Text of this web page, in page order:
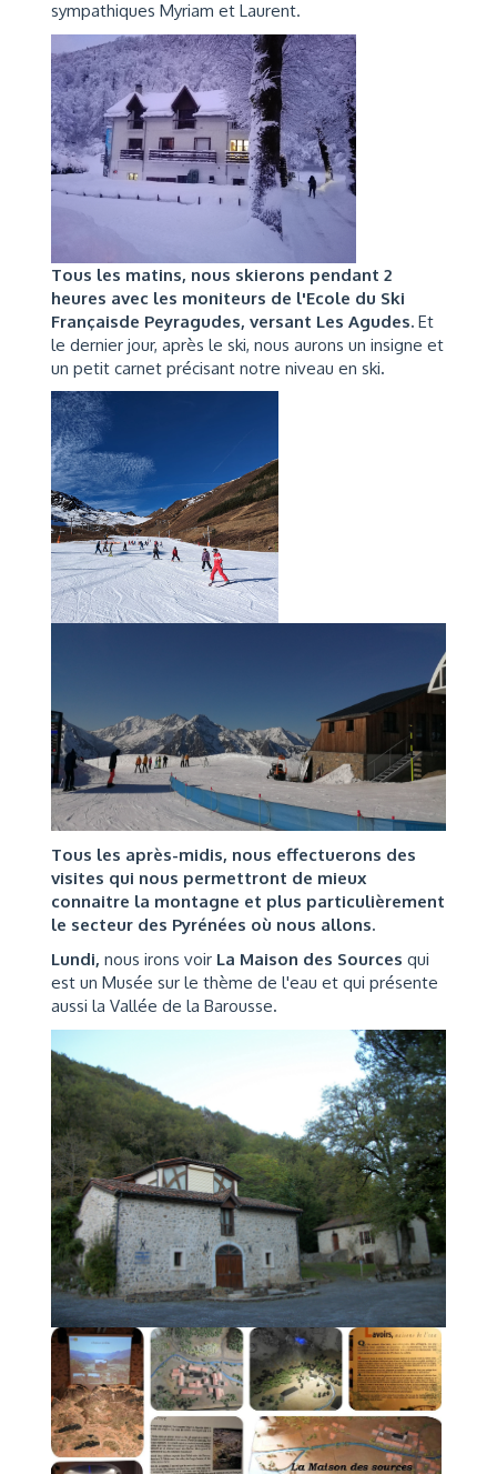
sympathiques Myriam et Laurent.
Tous les matins, nous skierons pendant 2
heures avec les moniteurs de l'Ecole du Ski
Françaisde Peyragudes, versant Les Agudes. Et
le dernier jour, après le ski, nous aurons un insigne et
un petit carnet précisant notre niveau en ski.
Tous les après-midis, nous effectuerons des
visites qui nous permettront de mieux
connaitre la montagne et plus particulièrement
le secteur des Pyrénées où nous allons.
Lundi, nous irons voir La Maison des Sources qui
est un Musée sur le thème de l'eau et qui présente
aussi la Vallée de la Barousse.